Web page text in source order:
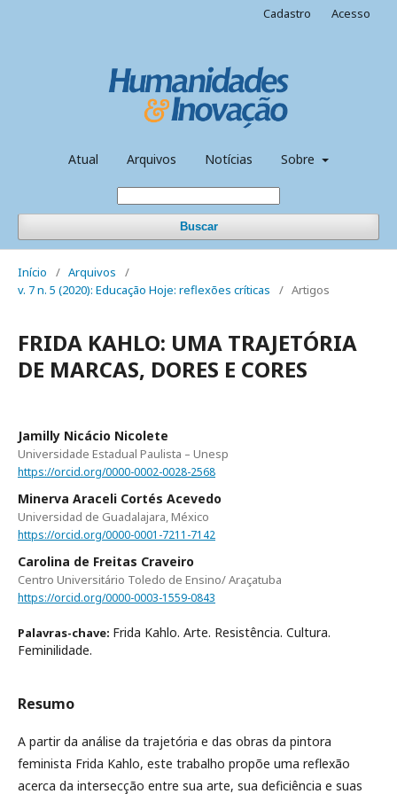
Atual Arquivos Notícias Sobre
Buscar
Cadastro Acesso
Início / Arquivos
/
v. 7 n. 5 (2020): Educação Hoje: reflexões críticas
/ Artigos
FRIDA KAHLO: UMA TRAJETÓRIA
DE MARCAS, DORES E CORES
Jamilly Nicácio Nicolete
Universidade Estadual Paulista – Unesp
https://orcid.org/0000-0002-0028-2568
Minerva Araceli Cortés Acevedo
Universidad de Guadalajara, México
https://orcid.org/0000-0001-7211-7142
Carolina de Freitas Craveiro
Centro Universitário Toledo de Ensino/ Araçatuba
https://orcid.org/0000-0003-1559-0843
Palavras-chave: Frida Kahlo. Arte. Resistência. Cultura.
Feminilidade.
Resumo
A partir da análise da trajetória e das obras da pintora
feminista Frida Kahlo, este trabalho propõe uma reflexão
acerca da intersecção entre sua arte, sua deficiência e suas